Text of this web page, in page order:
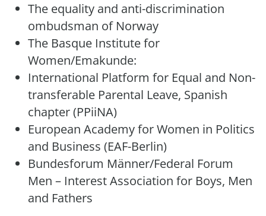
The equality and anti-discrimination
ombudsman of Norway
The Basque Institute for
Women/Emakunde:
International Platform for Equal and Non-
transferable Parental Leave, Spanish
chapter (PPiiNA)
European Academy for Women in Politics
and Business (EAF-Berlin)
Bundesforum Männer/Federal Forum
Men – Interest Association for Boys, Men
and Fathers